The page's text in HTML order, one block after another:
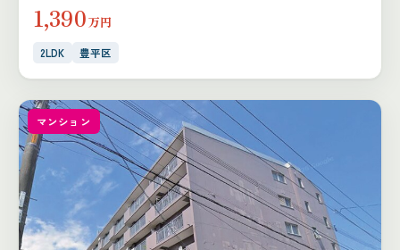
1,390万円
2LDK 豊平区
マンション